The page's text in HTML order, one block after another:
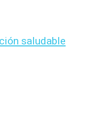
saludable